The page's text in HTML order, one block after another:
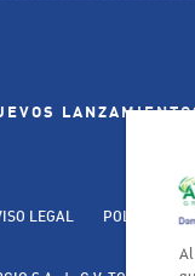
LEGAL POLÍTICA DE